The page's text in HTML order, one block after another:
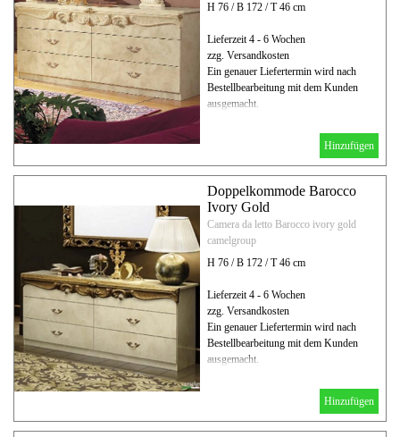
H 76 / B 172 / T 46 cm
Lieferzeit 4 - 6 Wochen
zzg. Versandkosten
Ein genauer Liefertermin wird nach
Bestellbearbeitung mit dem Kunden
ausgemacht.
Hinzufügen
Doppelkommode Barocco
Ivory Gold
Camera da letto Barocco ivory gold
camelgroup
H 76 / B 172 / T 46 cm
Lieferzeit 4 - 6 Wochen
zzg. Versandkosten
Ein genauer Liefertermin wird nach
Bestellbearbeitung mit dem Kunden
ausgemacht.
Hinzufügen